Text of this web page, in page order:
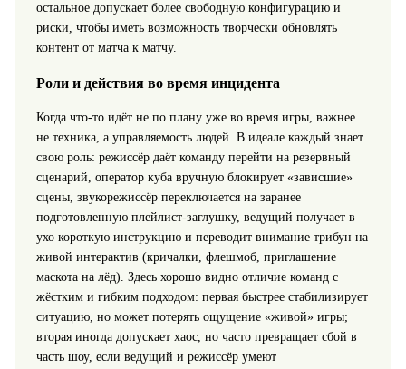
остальное допускает более свободную конфигурацию и
риски, чтобы иметь возможность творчески обновлять
контент от матча к матчу.
Роли и действия во время инцидента
Когда что‑то идёт не по плану уже во время игры, важнее
не техника, а управляемость людей. В идеале каждый знает
свою роль: режиссёр даёт команду перейти на резервный
сценарий, оператор куба вручную блокирует «зависшие»
сцены, звукорежиссёр переключается на заранее
подготовленную плейлист‑заглушку, ведущий получает в
ухо короткую инструкцию и переводит внимание трибун на
живой интерактив (кричалки, флешмоб, приглашение
маскота на лёд). Здесь хорошо видно отличие команд с
жёстким и гибким подходом: первая быстрее стабилизирует
ситуацию, но может потерять ощущение «живой» игры;
вторая иногда допускает хаос, но часто превращает сбой в
часть шоу, если ведущий и режиссёр умеют